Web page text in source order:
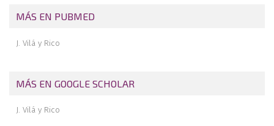
MÁS EN PUBMED
J. Vilá y Rico
MÁS EN GOOGLE SCHOLAR
J. Vilá y Rico